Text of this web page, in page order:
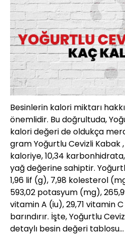
Besinlerin kalori miktarı
önemlidir. Bu doğrultuda,
kalori değeri de oldukça
gram Yoğurtlu Cevizli Kabak
kaloriye, 10,34
yağ değerine sahiptir.
1,96 lif (g), 7,98 kolesterol
593,02 potasyum (mg),
vitamin A (iu), 29,71 vitamin
barındırır. İşte, Yoğurtlu
detaylı besin değeri tablosu…